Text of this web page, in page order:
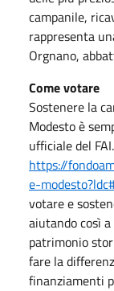
campanile,
rappresenta
Orgnano,
Come votare
Sostenere la
Modesto è
ufficiale del
https://
e-
votare e
aiutando così
patrimonio
fare la
finanziamenti